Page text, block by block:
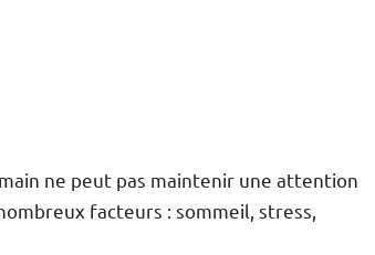
ne peut pas maintenir une attention
facteurs : sommeil, stress,